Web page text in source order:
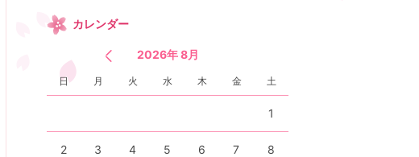
カレンダー
2026年 8月
日 月 火 水 木 金 土
1
2 3 4 5 6 7 8